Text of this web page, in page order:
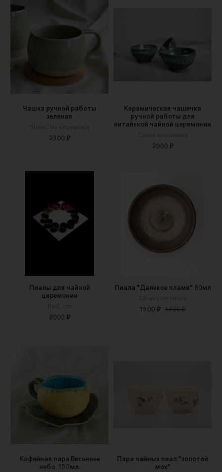
Чашка ручной работы
зеленая
SlowClay керамика
2300 ₽
Керамическая чашечка
ручной работы для
китайской чайной церемонии
Степь керамика
2000 ₽
Пиалы для чайной
церемонии
Rad_cat
8000 ₽
Пиала "Далекое пламя" 80мл
Sibumi ceramics
1500 ₽ 1700 ₽
Кофейная пара Весеннее
небо. 150мл.
Пара чайных пиал "золотой
мох"